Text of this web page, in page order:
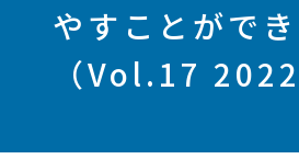
やすことがで
（Vol.17